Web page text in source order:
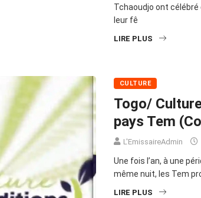
Tchaoudjo ont célébré
leur fê
LIRE PLUS
CULTURE
Togo/
pays Tem
L'EmissaireAdmin
Une fois l’an, à une
même nuit, les Tem
LIRE PLUS